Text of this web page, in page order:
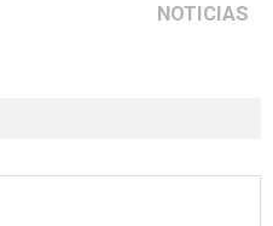
NOTICIAS